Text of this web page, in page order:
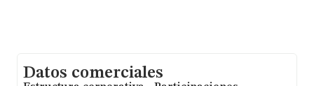
Datos comerciales